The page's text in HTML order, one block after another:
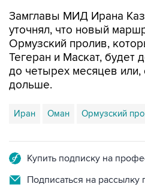
Замглавы МИД Ирана
уточнял, что новый
Ормузский пролив,
Тегеран и Маскат, будет
до четырех месяцев или,
дольше.
Иран Оман Ормузский
Купить подписку на
Подписаться на рассылку